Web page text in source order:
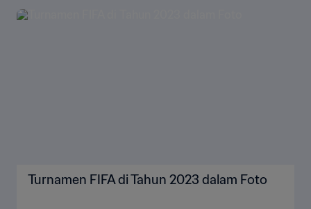
Turnamen FIFA di Tahun 2023 dalam Foto